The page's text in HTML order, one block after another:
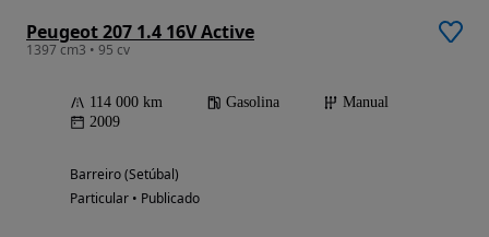
Peugeot 207 1.4 16V Active
1397 cm3 • 95 cv
114 000 km Gasolina
Manual
2009
Barreiro (Setúbal)
Particular • Publicado